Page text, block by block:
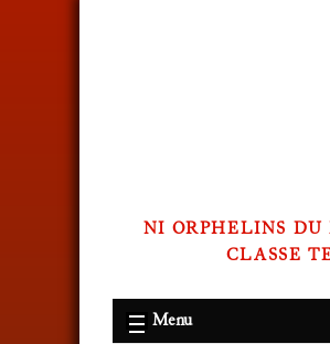
NI ORPHELINS DU
CLASSE
Menu